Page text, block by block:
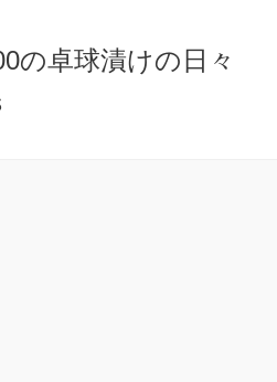
の卓球漬けの日々